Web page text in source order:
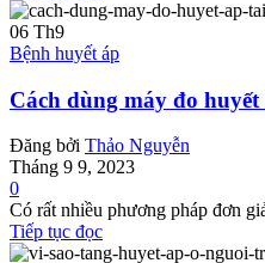
06 Th9
Bệnh huyết áp
Cách dùng máy đo
Đăng bởi Thảo Nguyễn
Tháng 9 9, 2023
0
Có rất nhiều phương pháp đơn
Tiếp tục đọc